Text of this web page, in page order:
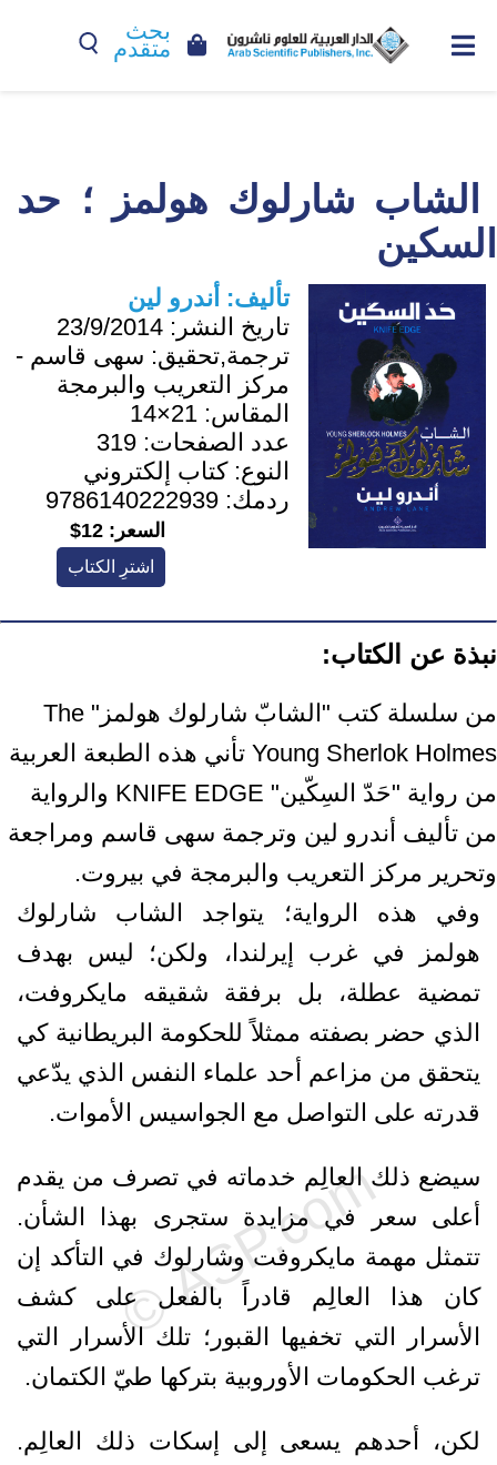
بحث
متقدم
الشاب شارلوك هولمز ؛ حد
السكين
تأليف: أندرو لين
تاريخ النشر: 23/9/2014
ترجمة,تحقيق: سهى قاسم -
مركز التعريب والبرمجة
المقاس: 21×14
عدد الصفحات: 319
النوع:كتاب إلكتروني
ردمك: 9786140222939
السعر: 12$
اشترِ الكتاب
نبذة عن الكتاب:
من سلسلة كتب "الشابّ شارلوك هولمز" The
Young Sherlok Holmes تأني هذه الطبعة العربية
من رواية "حَدّ السِكّين" KNIFE EDGE والرواية
من تأليف أندرو لين وترجمة سهى قاسم ومراجعة
وتحرير مركز التعريب والبرمجة في بيروت.
وفي هذه الرواية؛ يتواجد الشاب شارلوك
هولمز في غرب إيرلندا، ولكن؛ ليس بهدف
تمضية عطلة، بل برفقة شقيقه مايكروفت،
الذي حضر بصفته ممثلاً للحكومة البريطانية كي
يتحقق من مزاعم أحد علماء النفس الذي يدّعي
قدرته على التواصل مع الجواسيس الأموات.
سيضع ذلك العالِم خدماته في تصرف من يقدم
أعلى سعر في مزايدة ستجرى بهذا الشأن.
تتمثل مهمة مايكروفت وشارلوك في التأكد إن
كان هذا العالِم قادراً بالفعل على كشف
الأسرار التي تخفيها القبور؛ تلك الأسرار التي
ترغب الحكومات الأوروبية بتركها طيّ الكتمان.
لكن، أحدهم يسعى إلى إسكات ذلك العالِم.